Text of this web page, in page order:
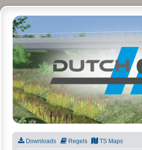
DutchSims
Downloads Regels TS Maps